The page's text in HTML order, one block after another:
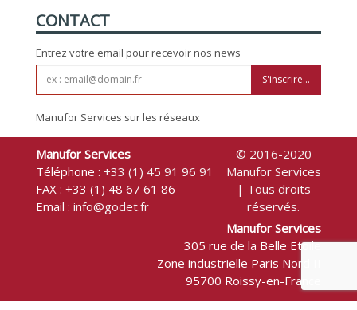
CONTACT
Entrez votre email pour recevoir nos news
S'inscrire...
Manufor Services sur les réseaux
Manufor Services
Téléphone : +33 (1) 45 91 96 91
FAX : +33 (1) 48 67 61 86
Email : info@godet.fr
Manufor Services
305 rue de la Belle Etoile
Zone industrielle Paris Nord II
95700 Roissy-en-France
© 2016-2020
Manufor Services
| Tous droits
réservés.